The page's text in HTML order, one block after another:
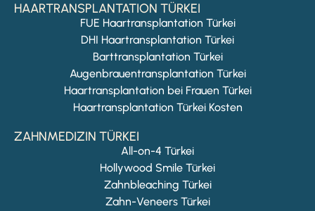
HAARTRANSPLANTATION TÜRKEI
FUE Haartransplantation Türkei
DHI Haartransplantation Türkei
Barttransplantation Türkei
Augenbrauentransplantation Türkei
Haartransplantation bei Frauen Türkei
Haartransplantation Türkei Kosten
ZAHNMEDIZIN TÜRKEI
All-on-4 Türkei
Hollywood Smile Türkei
Zahnbleaching Türkei
Zahn-Veneers Türkei